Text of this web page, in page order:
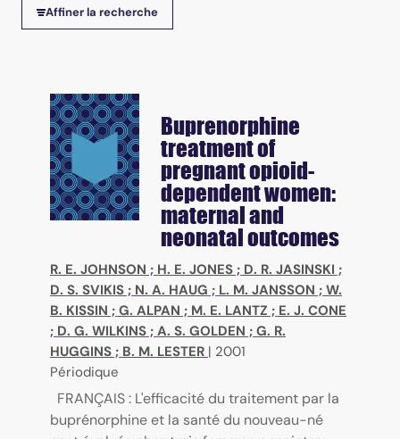
Affiner la recherche
Buprenorphine
treatment of
pregnant opioid-
dependent women:
maternal and
neonatal outcomes
R. E. JOHNSON ; H. E. JONES ; D. R. JASINSKI ;
D. S. SVIKIS ; N. A. HAUG ; L. M. JANSSON ; W.
B. KISSIN ; G. ALPAN ; M. E. LANTZ ; E. J. CONE
; D. G. WILKINS ; A. S. GOLDEN ; G. R.
HUGGINS ; B. M. LESTER | 2001
Périodique
FRANÇAIS : L'efficacité du traitement par la
buprénorphine et la santé du nouveau-né